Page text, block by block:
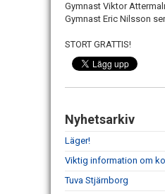
Gymnast Viktor
Gymnast Eric Nilsson
STORT GRATTIS!
Nyhetsarkiv
Läger!
Viktig information om
Tuva Stjärnborg